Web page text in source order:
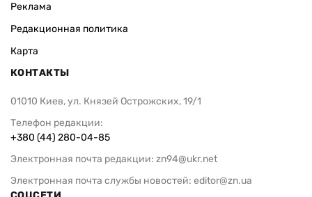
Реклама
Редакционная политика
Карта
КОНТАКТЫ
01010 Киев, ул. Князей Острожских, 19/1
Телефон редакции:
+380 (44) 280-04-85
Электронная почта редакции: zn94@ukr.net
Электронная почта службы новостей: editor@zn.ua